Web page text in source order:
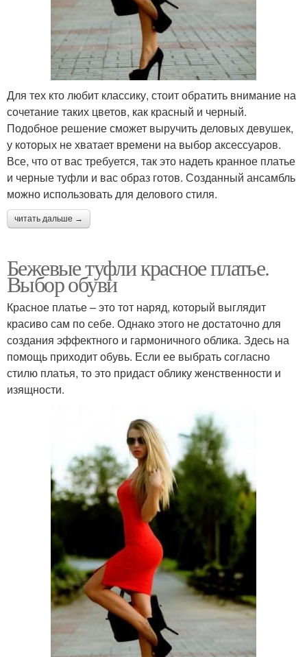
Для тех кто любит классику, стоит обратить внимание на
сочетание таких цветов, как красный и черный.
Подобное решение сможет выручить деловых девушек,
у которых не хватает времени на выбор аксессуаров.
Все, что от вас требуется, так это надеть кранное платье
и черные туфли и вас образ готов. Созданный ансамбль
можно использовать для делового стиля.
читать дальше →
Бежевые туфли красное платье.
Выбор обуви
Красное платье – это тот наряд, который выглядит
красиво сам по себе. Однако этого не достаточно для
создания эффектного и гармоничного облика. Здесь на
помощь приходит обувь. Если ее выбрать согласно
стилю платья, то это придаст облику женственности и
изящности.